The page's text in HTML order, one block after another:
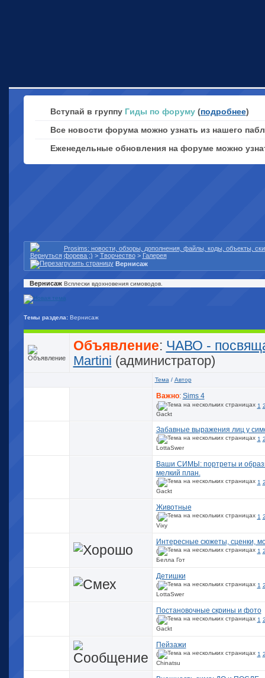
Вступай в группу Гиды по форуму(подробнее)
Все новости форума можно узнать из нашего
Еженедельные обновления на форуме можно
Prosims: новости, обзоры, дополнения, файлы, коды, объекты,
форева ;) > Творчество > Галерея
Вернисаж
Вернисаж Всплески вдохновения симоводов.
Темы раздела:Вернисаж
Объявление: ЧАВО -
Martini (администратор)
Тема / Автор
Важно: Sims 4
( 1
Gackt
Забавные выражения лиц у
( 1
LottaSwer
Ваши СИМЫ: портреты и
мелкий план.
( 1
Gackt
Животные
( 1
Vixy
Интересные сюжеты, сценки,
( 1
Белла Гот
Детишки
( 1
LottaSwer
Постановочные скрины и фото
( 1
Gackt
Пейзажи
( 1
Chinatsu